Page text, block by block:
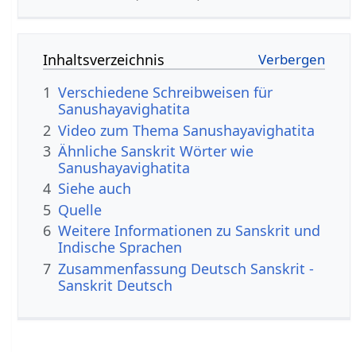
Inhaltsverzeichnis
1 Verschiedene Schreibweisen für
Sanushayavighatita
2 Video zum Thema Sanushayavighatita
3 Ähnliche Sanskrit Wörter wie
Sanushayavighatita
4 Siehe auch
5 Quelle
6 Weitere Informationen zu Sanskrit und
Indische Sprachen
7 Zusammenfassung Deutsch Sanskrit -
Sanskrit Deutsch